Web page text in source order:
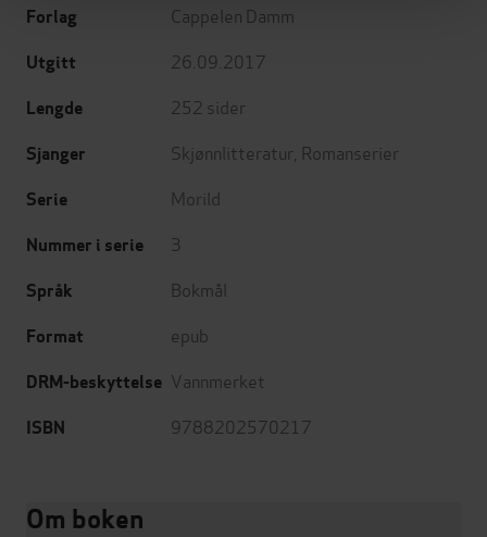
Forlag Cappelen Damm
Utgitt 26.09.2017
Lengde 252 sider
Sjanger Skjønnlitteratur Romanserier
Serie Morild
Nummer i serie 3
Språk Bokmål
Format epub
DRM-beskyttelse Vannmerket
ISBN 9788202570217
Om boken